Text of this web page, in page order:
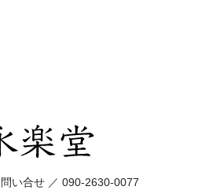
い合せ ／ 090-2630-0077